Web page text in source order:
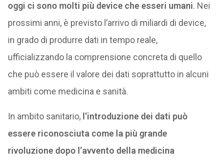
oggi ci sono molti più device che esseri umani. Nei
prossimi anni, è previsto l’arrivo di miliardi di device,
in grado di produrre dati in tempo reale,
ufficializzando la comprensione concreta di quello
che può essere il valore dei dati soprattutto in alcuni
ambiti come medicina e sanità.
In ambito sanitario, l’introduzione dei dati può
essere riconosciuta come la più grande
rivoluzione dopo l’avvento della medicina